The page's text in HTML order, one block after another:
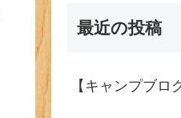
最近の投稿
【キャンプブ